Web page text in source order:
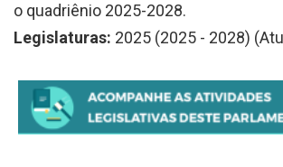
o quadriênio 2025-2028.
Legislaturas: 2025 (2025 - 2028)